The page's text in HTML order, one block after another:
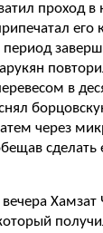
проход
его
период
в
через
сделать
Хамзат